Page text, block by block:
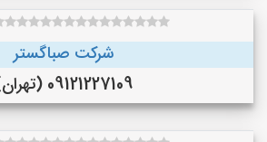
شرکت صباگستر
09121227109 (تهران)